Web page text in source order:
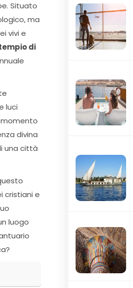
Situato
ma
vivi e
di
luci
momento
divina
una città
cristiani e
luogo